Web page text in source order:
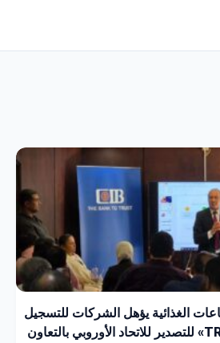
الغذائية يؤهل الشركات للتسجيل
على منصة «TRACES NT» للتصدير للاتحاد الأوروبي بالتعاون